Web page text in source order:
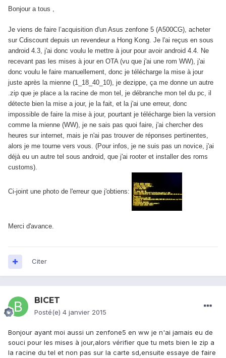
Bonjour a tous ,
Je viens de faire l’acquisition d'un Asus zenfone 5 (A500CG), acheter
sur Cdiscount depuis un revendeur a Hong Kong. Je l'ai reçus en sous
android 4.3, j'ai donc voulu le mettre à jour pour avoir android 4.4. Ne
recevant pas les mises à jour en OTA (vu que j'ai une rom WW), j'ai
donc voulu le faire manuellement, donc je télécharge la mise à jour
juste après la mienne (1_18_40_10), je dezippe, ça me donne un autre
.zip que je place a la racine de mon tel, je débranche mon tel du pc, il
détecte bien la mise a jour, je la fait, et la j'ai une erreur, donc
impossible de faire la mise à jour, pourtant je télécharge bien la version
comme la mienne (WW), je ne sais pas quoi faire, j'ai chercher des
heures sur internet, mais je n'ai pas trouver de réponses pertinentes,
alors je me tourne vers vous. (Pour infos, je ne suis pas un novice, j'ai
déjà eu un autre tel sous android, que j'ai rooter et installer des roms
customs).
Ci-joint une photo de l'erreur que j'obtiens:
Merci d'avance.
Citer
BICET
Posté(e) 4 janvier 2015
Bonjour ayant moi aussi un zenfone5 en ww je n'ai jamais eu de
souci pour les mises à jour,alors vérifier que tu mets bien le zip a
la racine du tel et non pas sur la carte sd,ensuite essaye de faire